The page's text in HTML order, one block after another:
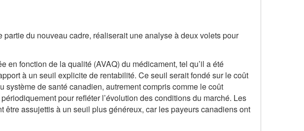
partie du nouveau cadre, réaliserait une analyse à deux volets pour
fonction de la qualité (AVAQ) du médicament, tel qu’il a été
à un seuil explicite de rentabilité. Ce seuil serait fondé sur le coût
de santé canadien, autrement compris comme le coût
pour refléter l’évolution des conditions du marché. Les
être assujettis à un seuil plus généreux, car les payeurs canadiens ont